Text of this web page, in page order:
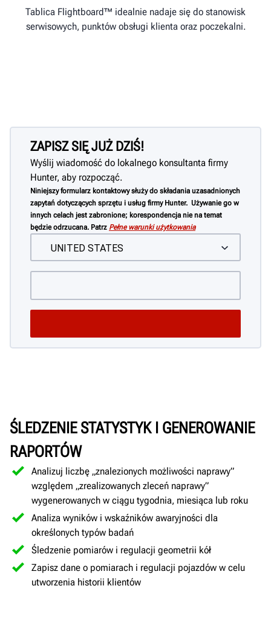
Tablica Flightboard™ idealnie nadaje się do stanowisk
serwisowych, punktów obsługi klienta oraz poczekalni.
ZAPISZ SIĘ JUŻ DZIŚ!
Wyślij wiadomość do lokalnego konsultanta firmy
Hunter, aby rozpocząć.
Niniejszy formularz kontaktowy służy do składania uzasadnionych
zapytań dotyczących sprzętu i usług firmy Hunter. Używanie go w
innych celach jest zabronione; korespondencja nie na temat
będzie odrzucana. Patrz Pełne warunki użytkowania
ŚLEDZENIE STATYSTYK I GENEROWANIE
RAPORTÓW
Analizuj liczbę „znalezionych możliwości naprawy”
względem „zrealizowanych zleceń naprawy”
wygenerowanych w ciągu tygodnia, miesiąca lub roku
Analiza wyników i wskaźników awaryjności dla
określonych typów badań
Śledzenie pomiarów i regulacji geometrii kół
Zapisz dane o pomiarach i regulacji pojazdów w celu
utworzenia historii klientów